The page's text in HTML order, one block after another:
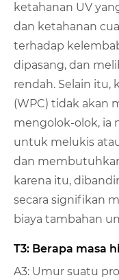
ketahanan UV
dan ketahanan
terhadap
dipasang, dan
rendah. Selain itu,
(WPC) tidak akan
mengolok-olok, ia
untuk melukis
dan
karena itu,
secara signifikan
biaya tambahan
T3: Berapa masa
A3: Umur suatu